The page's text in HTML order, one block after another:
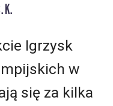
Igrzysk
w
się za kilka